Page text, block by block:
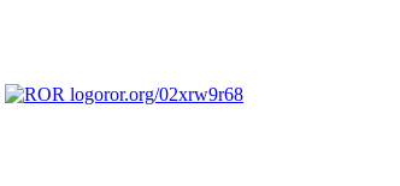
ror.org/02xrw9r68